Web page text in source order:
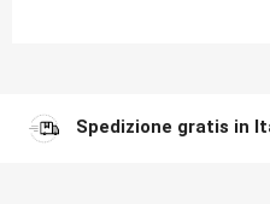
Spedizione gratis in